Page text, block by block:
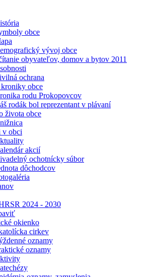
obce
vývoj obce
obyvateľov, domov a bytov 2011
ochrana
obce
rodu Prokopovcov
rodák bol reprezentant v plávaní
života obce
v obci
akcií
ochotnícky súbor
dôchodcov
2024 - 2030
okienko
cirkev
oznamy
oznamy